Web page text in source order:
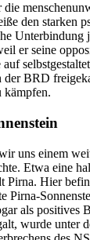
den starken
Unterbindung
er seine
der BRD
kämpfen.
uns einem
Etwa eine
Pirna. Hier
Pirna-
als positives
wurde unter